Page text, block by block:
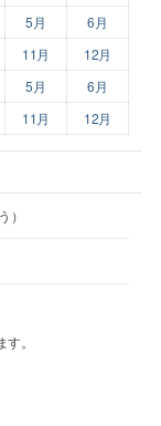
5月
6月
11月 12月
5月
6月
11月 12月
）
。